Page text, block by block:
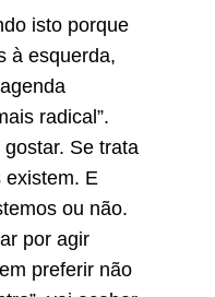
isto porque
à esquerda,
radical”.
Se trata
existem. E
ou não.
por agir
preferir não